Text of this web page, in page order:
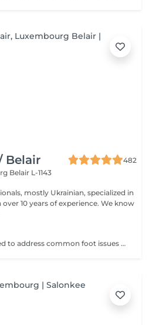
Belair
482
Belair L-1143
mostly Ukrainian, specialized in
years of experience. We know
This treatment is designed to address common foot issues such as cracks, calluses, corns, ingrown toenail correction... All managed with precision by our sepcialist. Service content: -Initial assessment of the foot condition -Hygienic cleansing and softening of the skin -Removal of hardened or thickened areas -Detailed nail care and reshaping -Targeted treatment of problem zones -Application of a therapeutic foot cream